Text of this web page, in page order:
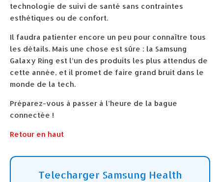
technologie de suivi de santé sans contraintes
esthétiques ou de confort.
Il faudra patienter encore un peu pour connaître tous
les détails. Mais une chose est sûre : la Samsung
Galaxy Ring est l’un des produits les plus attendus de
cette année, et il promet de faire grand bruit dans le
monde de la tech.
Préparez-vous à passer à l’heure de la bague
connectée !
Retour en haut
Telecharger Samsung Health